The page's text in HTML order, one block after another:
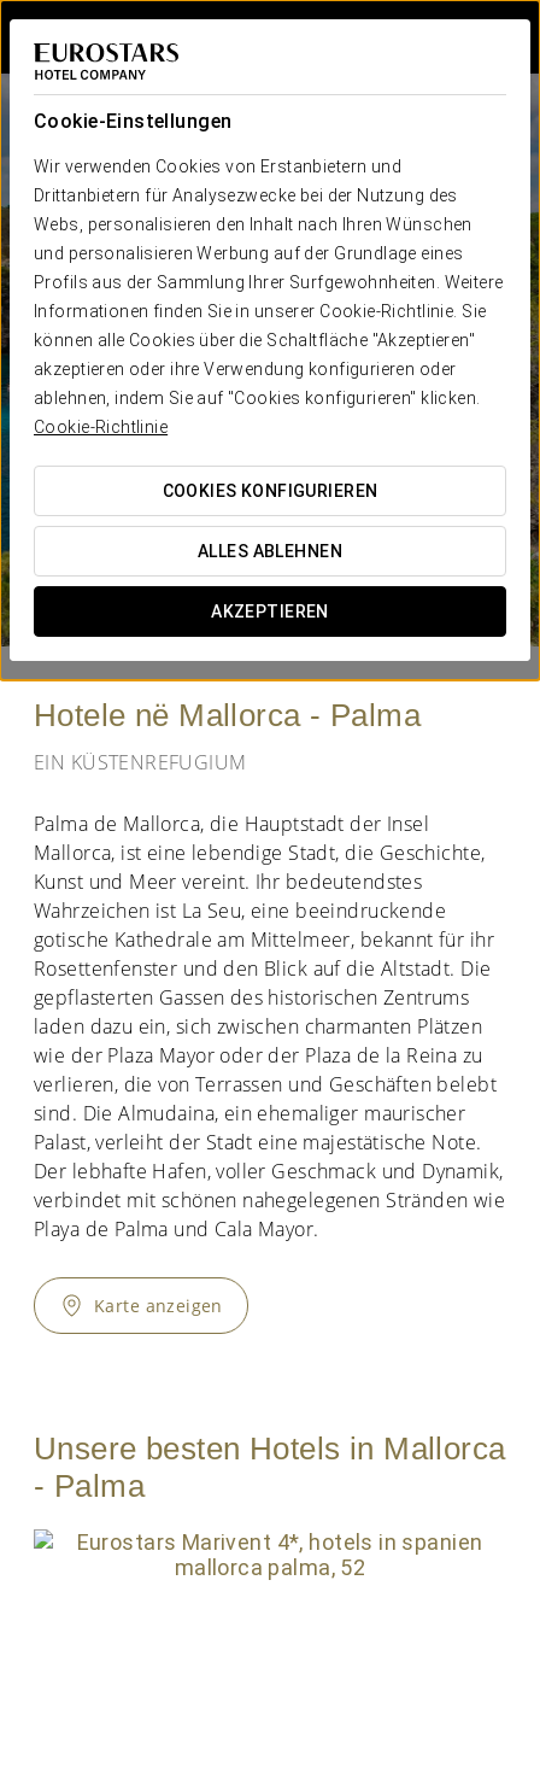
Cookie-Einstellungen
Wir verwenden Cookies von Erstanbietern und
Drittanbietern für Analysezwecke bei der Nutzung des
Webs, personalisieren den Inhalt nach Ihren Wünschen
und personalisieren Werbung auf der Grundlage eines
Profils aus der Sammlung Ihrer Surfgewohnheiten. Weitere
Informationen finden Sie in unserer Cookie-Richtlinie. Sie
können alle Cookies über die Schaltfläche "Akzeptieren"
akzeptieren oder ihre Verwendung konfigurieren oder
ablehnen, indem Sie auf "Cookies konfigurieren" klicken.
Cookie-Richtlinie
COOKIES KONFIGURIEREN
ALLES ABLEHNEN
AKZEPTIEREN
Hotele në Mallorca - Palma
EIN KÜSTENREFUGIUM
Palma de Mallorca, die Hauptstadt der Insel
Mallorca, ist eine lebendige Stadt, die Geschichte,
Kunst und Meer vereint. Ihr bedeutendstes
Wahrzeichen ist La Seu, eine beeindruckende
gotische Kathedrale am Mittelmeer, bekannt für ihr
Rosettenfenster und den Blick auf die Altstadt. Die
gepflasterten Gassen des historischen Zentrums
laden dazu ein, sich zwischen charmanten Plätzen
wie der Plaza Mayor oder der Plaza de la Reina zu
verlieren, die von Terrassen und Geschäften belebt
sind. Die Almudaina, ein ehemaliger maurischer
Palast, verleiht der Stadt eine majestätische Note.
Der lebhafte Hafen, voller Geschmack und Dynamik,
verbindet mit schönen nahegelegenen Stränden wie
Playa de Palma und Cala Mayor.
Karte anzeigen
 
Unsere besten Hotels in Mallorca
- Palma